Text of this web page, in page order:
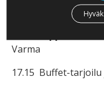
16.50 Mitä
muutoksessa?
Varma
17.15 Buffet-